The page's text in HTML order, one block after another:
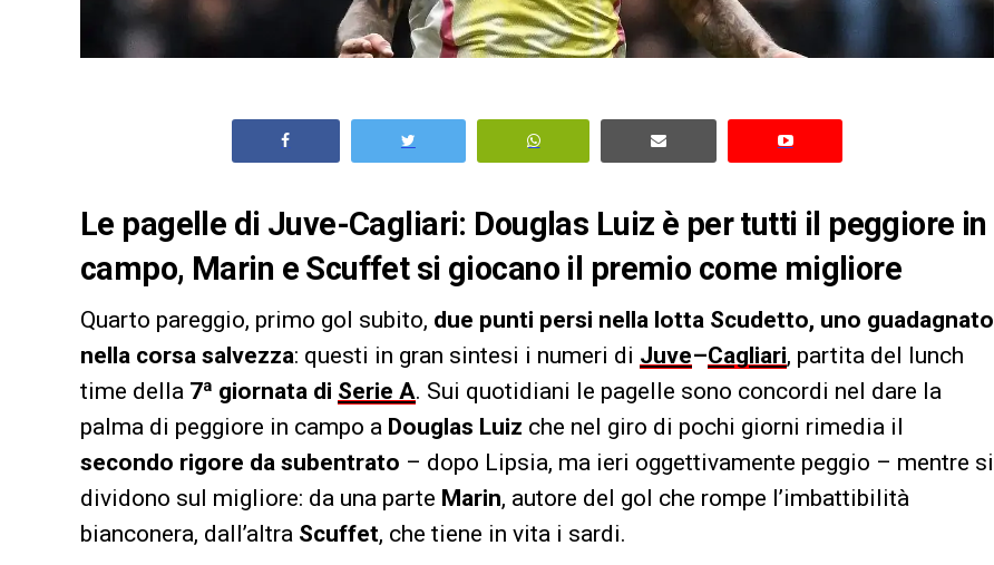
Le pagelle di Juve-Cagliari: Douglas Luiz è per tutti il peggiore in
campo, Marin e Scuffet si giocano il premio come migliore
Quarto pareggio, primo gol subito, due punti persi nella lotta Scudetto, uno guadagnato
nella corsa salvezza: questi in gran sintesi i numeri di Juve–Cagliari, partita del lunch
time della 7ª giornata di Serie A. Sui quotidiani le pagelle sono concordi nel dare la
palma di peggiore in campo a Douglas Luiz che nel giro di pochi giorni rimedia il
secondo rigore da subentrato – dopo Lipsia, ma ieri oggettivamente peggio – mentre si
dividono sul migliore: da una parte Marin, autore del gol che rompe l’imbattibilità
bianconera, dall’altra Scuffet, che tiene in vita i sardi.